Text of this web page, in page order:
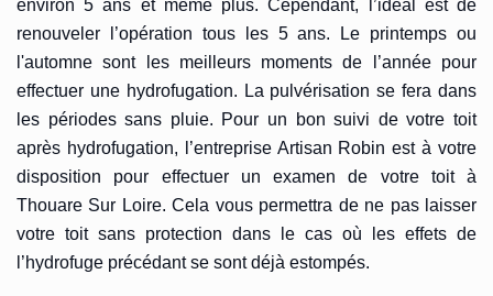
environ 5 ans et même plus. Cependant, l’idéal est de
renouveler l’opération tous les 5 ans. Le printemps ou
l'automne sont les meilleurs moments de l’année pour
effectuer une hydrofugation. La pulvérisation se fera dans
les périodes sans pluie. Pour un bon suivi de votre toit
après hydrofugation, l’entreprise Artisan Robin est à votre
disposition pour effectuer un examen de votre toit à
Thouare Sur Loire. Cela vous permettra de ne pas laisser
votre toit sans protection dans le cas où les effets de
l’hydrofuge précédant se sont déjà estompés.